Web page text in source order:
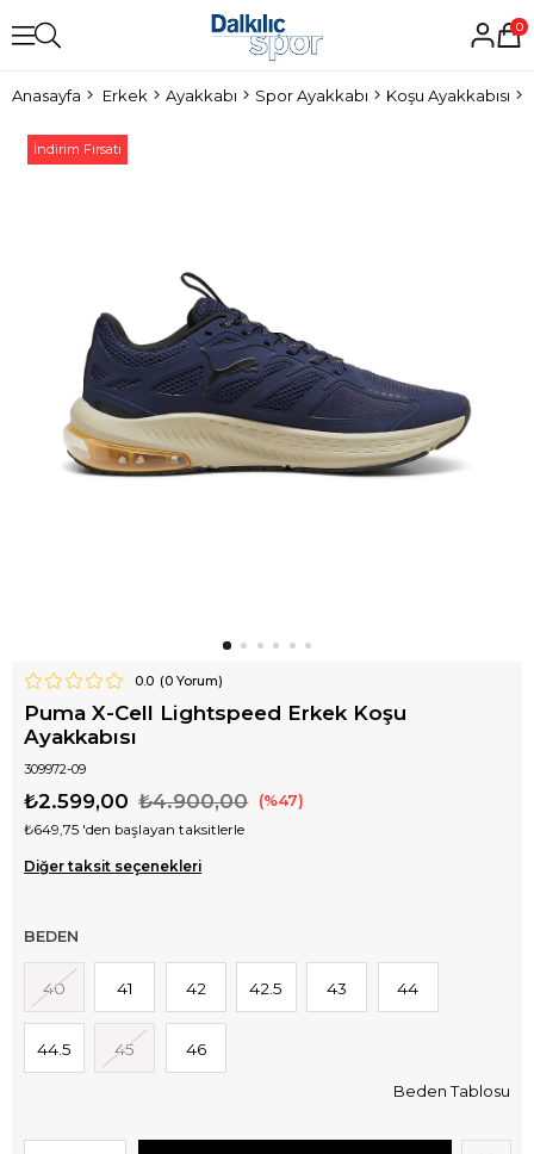
0
Anasayfa Erkek Ayakkabı Spor Ayakkabı Koşu Ayakkabısı
İndirim Fırsatı
0.0 (0Yorum)
Puma X-Cell Lightspeed Erkek Koşu
Ayakkabısı
309972-09
₺4.900,00
₺2.599,00 47
₺649,75 'den başlayan taksitlerle
Diğer taksit seçenekleri
BEDEN
40 41 42 42.5 43 44
44.5 45 46
Beden Tablosu